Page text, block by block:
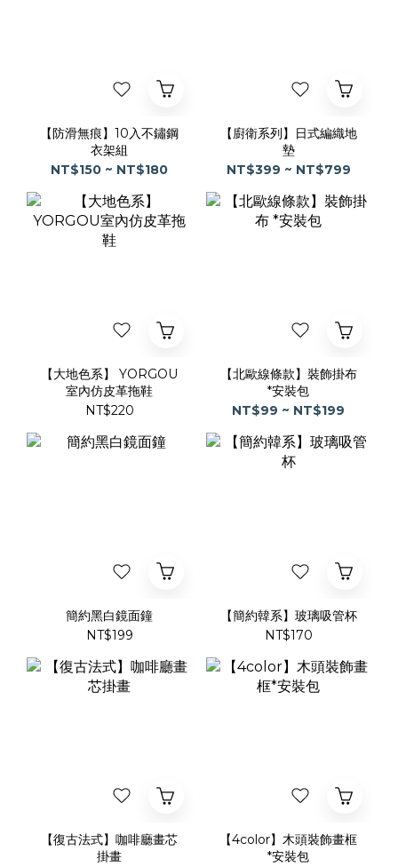
【防滑無痕】10入不鏽鋼
衣架組
NT$150 ~ NT$180
【廚衛系列】日式編織地
墊
NT$399 ~ NT$799
【大地色系】 YORGOU
室內仿皮革拖鞋
NT$220
【北歐線條款】裝飾掛布
*安裝包
NT$99 ~ NT$199
簡約黑白鏡面鐘
NT$199
【簡約韓系】玻璃吸管杯
NT$170
【復古法式】咖啡廳畫芯
掛畫
【4color】木頭裝飾畫框
*安裝包